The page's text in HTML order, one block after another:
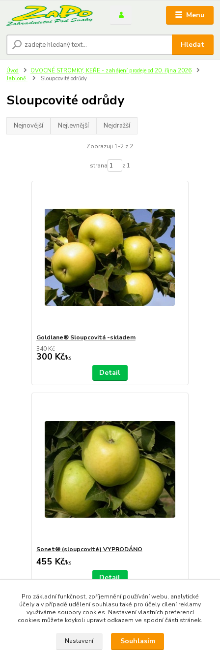
Menu
Hledat
Úvod
OVOCNÉ STROMKY, KEŘE - zahájení prodeje od 20. října 2026
Jabloně
Sloupcovité odrůdy
Sloupcovité odrůdy
Nejnovější Nejlevnější Nejdražší
Zobrazuji 1-2 z 2
strana z 1
Goldlane® Sloupcovitá -skladem
340 Kč
300 Kč/ks
Detail
Sonet® (sloupcovité) VYPRODÁNO
455 Kč/ks
Detail
strana z 1
Pro základní funkčnost, zpříjemnění používání webu, analytické
účely a v případě udělení souhlasu také pro účely cílení reklamy
využíváme soubory cookies. Nastavení vlastních preferencí
cookies můžete kdykoli upravit odkazem ve spodní části stránek.
Nastavení Souhlasím